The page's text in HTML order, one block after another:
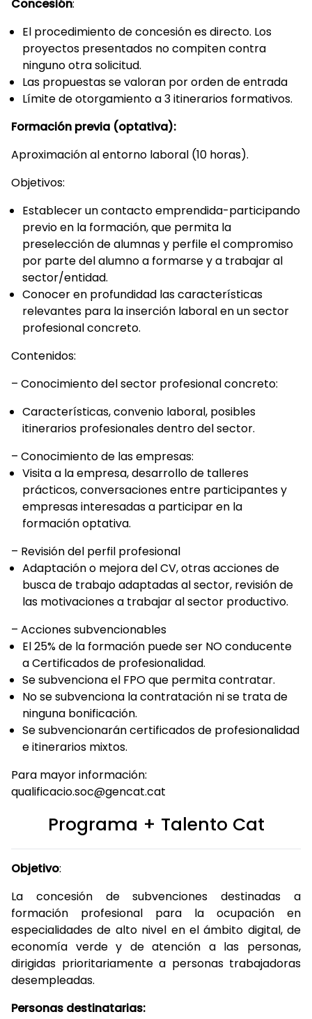
Concesión:
El procedimiento de concesión es directo. Los
proyectos presentados no compiten contra
ninguno otra solicitud.
Las propuestas se valoran por orden de entrada
Límite de otorgamiento a 3 itinerarios formativos.
Formación previa (optativa):
Aproximación al entorno laboral (10 horas).
Objetivos:
Establecer un contacto emprendida-participando
previo en la formación, que permita la
preselección de alumnas y perfile el compromiso
por parte del alumno a formarse y a trabajar al
sector/entidad.
Conocer en profundidad las características
relevantes para la inserción laboral en un sector
profesional concreto.
Contenidos:
– Conocimiento del sector profesional concreto:
Características, convenio laboral, posibles
itinerarios profesionales dentro del sector.
– Conocimiento de las empresas:
Visita a la empresa, desarrollo de talleres
prácticos, conversaciones entre participantes y
empresas interesadas a participar en la
formación optativa.
– Revisión del perfil profesional
Adaptación o mejora del CV, otras acciones de
busca de trabajo adaptadas al sector, revisión de
las motivaciones a trabajar al sector productivo.
– Acciones subvencionables
El 25% de la formación puede ser NO conducente
a Certificados de profesionalidad.
Se subvenciona el FPO que permita contratar.
No se subvenciona la contratación ni se trata de
ninguna bonificación.
Se subvencionarán certificados de profesionalidad
e itinerarios mixtos.
Para mayor información:
qualificacio.soc@gencat.cat
Programa + Talento Cat
Objetivo:
La concesión de subvenciones destinadas a
formación profesional para la ocupación en
especialidades de alto nivel en el ámbito digital, de
economía verde y de atención a las personas,
dirigidas prioritariamente a personas trabajadoras
desempleadas.
Personas destinatarias: